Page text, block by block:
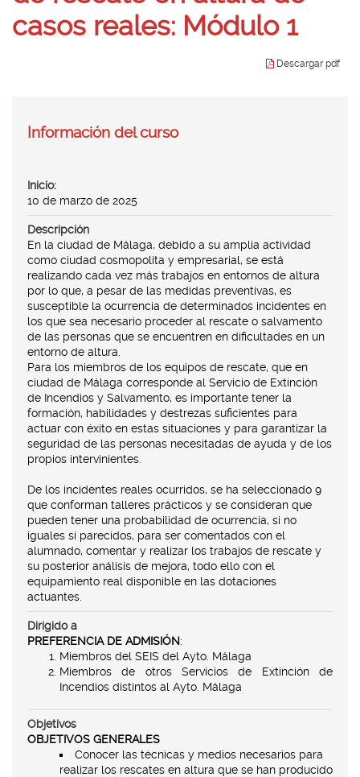
idioma
casos reales: Módulo 1
Descargar pdf
Inicio:
10 de marzo de 2025
Descripción
En la ciudad de Málaga, debido a su amplia actividad
como ciudad cosmopolita y empresarial, se está
realizando cada vez más trabajos en entornos de altura
por lo que, a pesar de las medidas preventivas, es
susceptible la ocurrencia de determinados incidentes en
los que sea necesario proceder al rescate o salvamento
de las personas que se encuentren en dificultades en un
entorno de altura.
Para los miembros de los equipos de rescate, que en
ciudad de Málaga corresponde al Servicio de Extinción
de Incendios y Salvamento, es importante tener la
formación, habilidades y destrezas suficientes para
actuar con éxito en estas situaciones y para garantizar la
seguridad de las personas necesitadas de ayuda y de los
propios intervinientes.
De los incidentes reales ocurridos, se ha seleccionado 9
que conforman talleres prácticos y se consideran que
pueden tener una probabilidad de ocurrencia, si no
iguales sí parecidos, para ser comentados con el
alumnado, comentar y realizar los trabajos de rescate y
su posterior análisis de mejora, todo ello con el
equipamiento real disponible en las dotaciones
actuantes.
Dirigido a
PREFERENCIA DE ADMISIÓN:
Miembros del SEIS del Ayto. Málaga
Miembros de otros Servicios de Extinción de
Incendios distintos al Ayto. Málaga
Objetivos
OBJETIVOS GENERALES
Conocer las técnicas y medios necesarios para
realizar los rescates en altura que se han producido